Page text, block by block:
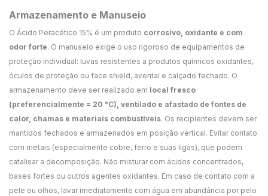
Armazenamento e Manuseio
O Ácido Peracético 15% é um produto corrosivo, oxidante e com
odor forte. O manuseio exige o uso rigoroso de equipamentos de
proteção individual: luvas resistentes a produtos químicos oxidantes,
óculos de proteção ou face shield, avental e calçado fechado. O
armazenamento deve ser realizado em local fresco
(preferencialmente = 20 °C), ventilado e afastado de fontes de
calor, chamas e materiais combustíveis. Os recipientes devem ser
mantidos fechados e armazenados em posição vertical. Evitar contato
com metais (especialmente cobre, ferro e suas ligas), que podem
catalisar a decomposição. Não misturar com ácidos concentrados,
bases fortes ou outros agentes oxidantes. Em caso de contato com a
pele ou olhos, lavar imediatamente com água em abundância por pelo